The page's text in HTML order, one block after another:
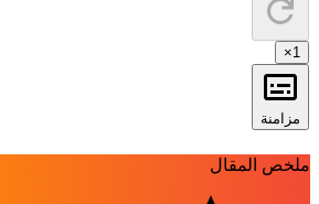
×
مزامنة
ملخص المقال